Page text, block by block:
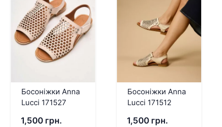
Босоніжки Anna
Lucci 171527
1,500 грн.
Босоніжки Anna
Lucci 171512
1,500 грн.